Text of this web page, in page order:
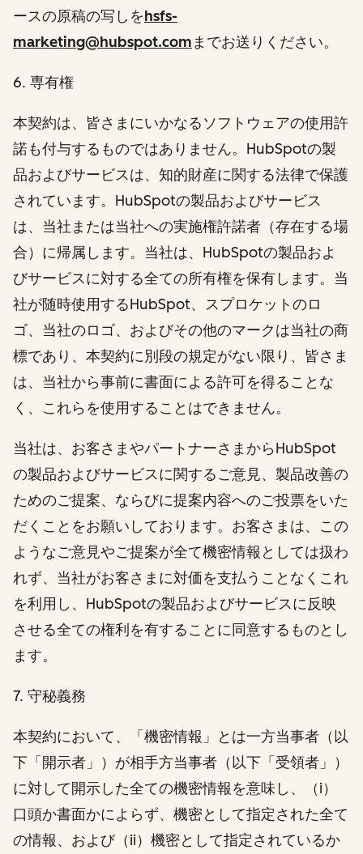
ースの原稿の写しをhsfs-
marketing@hubspot.comまでお送りください。
6. 専有権
本契約は、皆さまにいかなるソフトウェアの使用許
諾も付与するものではありません。HubSpotの製
品およびサービスは、知的財産に関する法律で保護
されています。HubSpotの製品およびサービス
は、当社または当社への実施権許諾者（存在する場
合）に帰属します。当社は、HubSpotの製品およ
びサービスに対する全ての所有権を保有します。当
社が随時使用するHubSpot、スプロケットのロ
ゴ、当社のロゴ、およびその他のマークは当社の商
標であり、本契約に別段の規定がない限り、皆さま
は、当社から事前に書面による許可を得ることな
く、これらを使用することはできません。
当社は、お客さまやパートナーさまからHubSpot
の製品およびサービスに関するご意見、製品改善の
ためのご提案、ならびに提案内容へのご投票をいた
だくことをお願いしております。お客さまは、この
ようなご意見やご提案が全て機密情報としては扱わ
れず、当社がお客さまに対価を支払うことなくこれ
を利用し、HubSpotの製品およびサービスに反映
させる全ての権利を有することに同意するものとし
ます。
7. 守秘義務
本契約において、「機密情報」とは一方当事者（以
下「開示者」）が相手方当事者（以下「受領者」）
に対して開示した全ての機密情報を意味し、（i）
口頭か書面かによらず、機密として指定された全て
の情報、および（ii）機密として指定されているか